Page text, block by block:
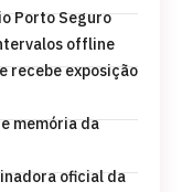
Porto Seguro
offline
recebe exposição
memória da
oficial da